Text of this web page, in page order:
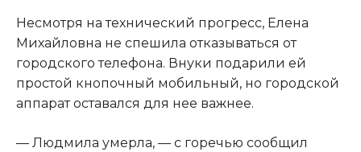
Несмотря на технический прогресс, Елена
Михайловна не спешила отказываться от
городского телефона. Внуки подарили ей
простой кнопочный мобильный, но городской
аппарат оставался для нее важнее.
— Людмила умерла, — с горечью сообщил